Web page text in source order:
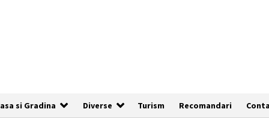
si Gradina Diverse Turism Recomandari